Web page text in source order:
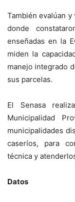
También evalúan
donde
enseñadas en la
miden la
manejo integrado
sus parcelas.
El Senasa
Municipalidad
municipalidades
caseríos, para
técnica y
Datos